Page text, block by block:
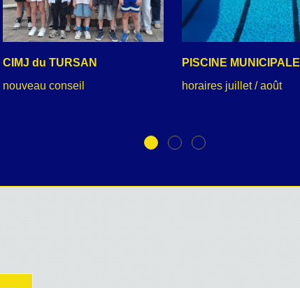
CIMJ du TURSAN
nouveau conseil
PISCINE MUNICIPALE
horaires juillet / août